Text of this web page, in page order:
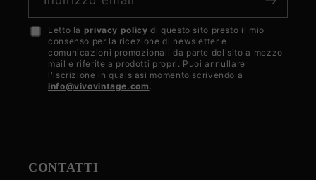
Accetto
privacy
policy
Letto la privacy policy di questo sito presto il mio
consenso per la ricezione di newsletter e
comunicazioni promozionali da parte del sito a mezzo
mail e riferite a prodotti propri. Puoi annullare
l'iscrizione in qualsiasi momento scrivendo a
info@vivovintage.com .
CONTATTI